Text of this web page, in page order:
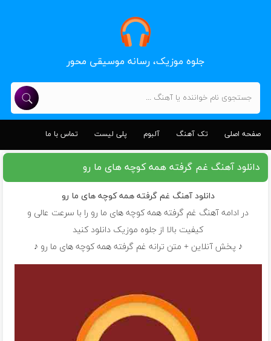
جلوه موزیک، رسانه موسیقی محور
صفحه اصلی تک آهنگ آلبوم پلی لیست تماس با ما
دانلود آهنگ غم گرفته همه کوچه های ما رو
دانلود آهنگ غم گرفته همه کوچه های ما رو
در ادامه آهنگ غم گرفته همه کوچه های ما رو را با سرعت عالی و
کیفیت بالا از جلوه موزیک دانلود کنید
♪ پخش آنلاین + متن ترانه غم گرفته همه کوچه های ما رو ♪